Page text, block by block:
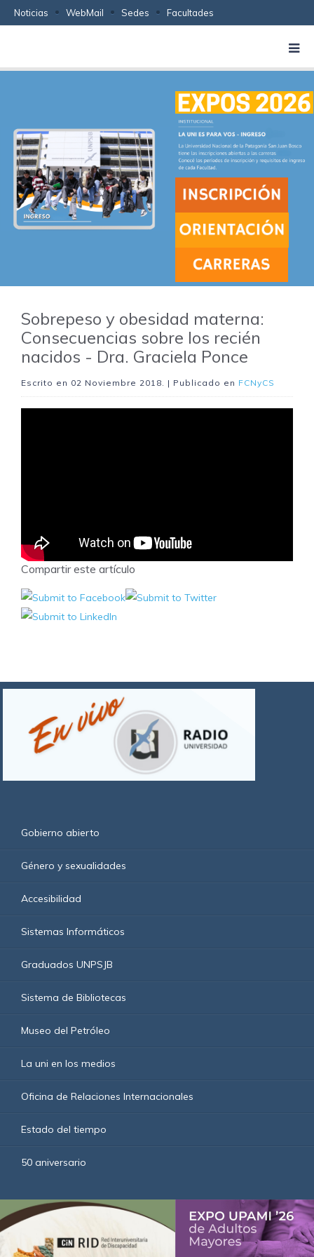
Noticias WebMail Sedes Facultades
Sobrepeso y obesidad materna:
Consecuencias sobre los recién
nacidos - Dra. Graciela Ponce
Escrito en 02 Noviembre 2018. | Publicado en FCNyCS
Compartir este artículo
Gobierno abierto
Género y sexualidades
Accesibilidad
Sistemas Informáticos
Graduados UNPSJB
Sistema de Bibliotecas
Museo del Petróleo
La uni en los medios
Oficina de Relaciones Internacionales
Estado del tiempo
50 aniversario